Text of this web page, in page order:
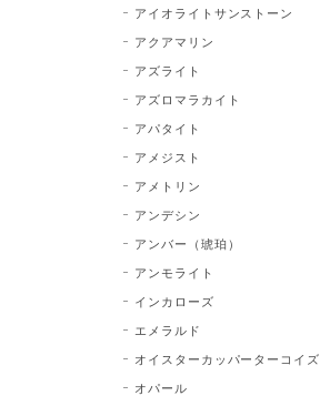
アイオライトサンストーン
アクアマリン
アズライト
アズロマラカイト
アパタイト
アメジスト
アメトリン
アンデシン
アンバー（琥珀）
アンモライト
インカローズ
エメラルド
オイスターカッパーターコイズ
オパール